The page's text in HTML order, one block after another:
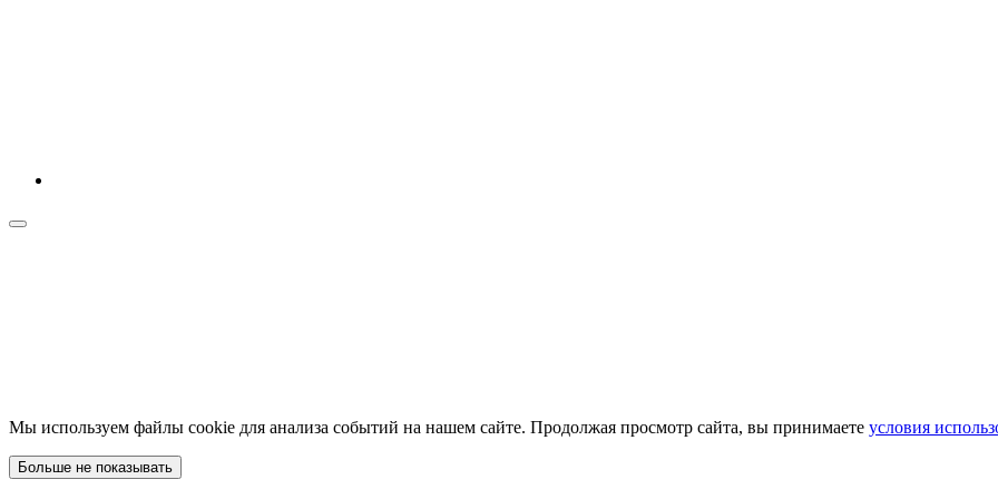
Мы используем файлы cookie для анализа событий на нашем сайте. Продолжая просмотр сайта, вы принимаете условия
Больше не показывать